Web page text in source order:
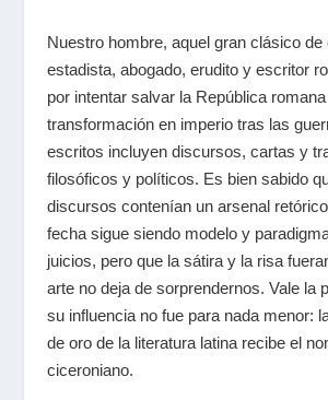
Nuestro hombre, aquel gran clásico
estadista, abogado, erudito y escritor
por intentar salvar la República
transformación en imperio tras las
escritos incluyen discursos, cartas y
filosóficos y políticos. Es bien sabido
discursos contenían un arsenal
fecha sigue siendo modelo y
juicios, pero que la sátira y la risa
arte no deja de sorprendernos. Vale la
su influencia no fue para nada menor:
de oro de la literatura latina recibe el
ciceroniano.